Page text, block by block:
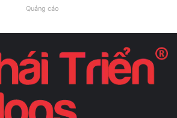
Quảng cáo